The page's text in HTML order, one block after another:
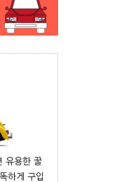
유용한 꿀
하게 구입